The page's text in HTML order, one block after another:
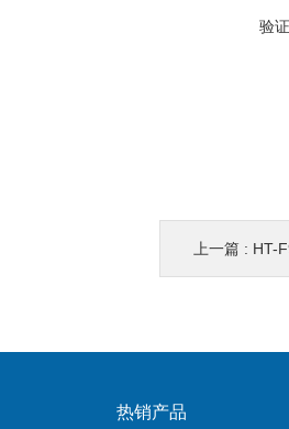
验
上一篇 : HT-
热销产品